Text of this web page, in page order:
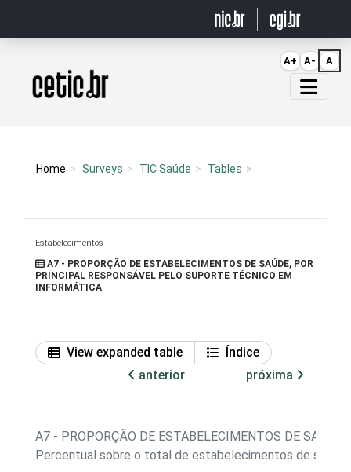
Página inicial
Home Surveys TIC Saúde Tables
Estabelecimentos
A7 - PROPORÇÃO DE ESTABELECIMENTOS DE SAÚDE, POR
PRINCIPAL RESPONSÁVEL PELO SUPORTE TÉCNICO EM
INFORMÁTICA
View expanded table
Índice
anterior
próxima
A7 - PROPORÇÃO DE ESTABELECIMENTOS DE
Percentual sobre o total de estabelecimentos de
A+ A- A